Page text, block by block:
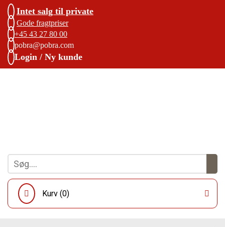
Intet salg til private
Gode fragtpriser
+45 43 27 80 00
pobra@pobra.com
Login / Ny kunde
Kurv (0)